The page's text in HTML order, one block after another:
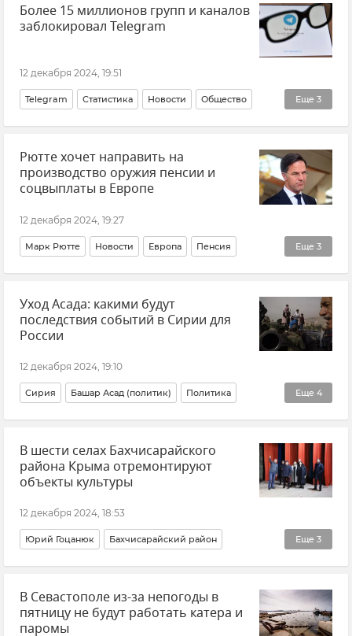
ВСУ (Вооруженные силы Украины) Украина
Более 15 миллионов групп и каналов
заблокировал Telegram
12 декабря 2024, 19:51
Еще 3
Telegram Статистика Новости Общество
Интернет Мессенджеры Терроризм
Рютте хочет направить на
производство оружия пенсии и
соцвыплаты в Европе
12 декабря 2024, 19:27
Еще 3
Марк Рютте Новости Европа Пенсия
Оружие Соцвыплаты НАТО
Уход Асада: какими будут
последствия событий в Сирии для
России
12 декабря 2024, 19:10
Еще 4
Сирия Башар Асад (политик) Политика
В мире Новости Россия Мнения
В шести селах Бахчисарайского
района Крыма отремонтируют
объекты культуры
12 декабря 2024, 18:53
Еще 3
Юрий Гоцанюк Бахчисарайский район
Новости Крыма Культура Благоустройство
В Севастополе из-за непогоды в
пятницу не будут работать катера и
паромы